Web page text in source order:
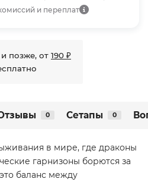
и переплат
позже, от 190 ₽
0 Сетапы 0
в мире, где драконы
гарнизоны борются за
баланс между